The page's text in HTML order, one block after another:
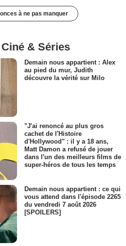
à ne pas manquer
& Séries
Demain nous appartient : Alex
au pied du mur, Judith
découvre la vérité sur Milo
"J'ai renoncé au plus gros
cachet de l'Histoire
d'Hollywood" : il y a 18 ans,
Matt Damon a refusé de jouer
dans l'un des meilleurs films de
super-héros de tous les temps
Demain nous appartient : ce qui
vous attend dans l'épisode 2265
du vendredi 7 août 2026
[SPOILERS]